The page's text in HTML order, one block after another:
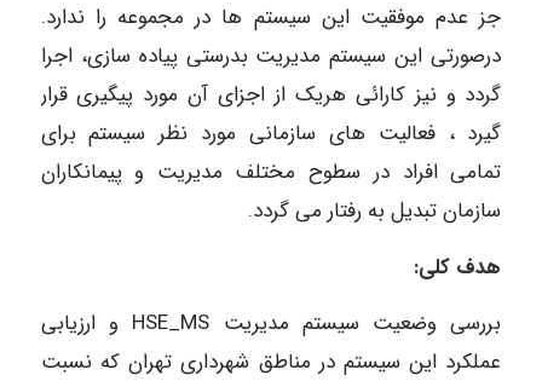
جز عدم موفقیت این سیستم ها در مجموعه را ندارد.
درصورتی این سیستم مدیریت بدرستی پیاده سازی، اجرا
گردد و نیز کارائی هریک از اجزای آن مورد پیگیری قرار
گیرد ، فعالیت های سازمانی مورد نظر سیستم برای
تمامی افراد در سطوح مختلف مدیریت و پیمانکاران
سازمان تبدیل به رفتار می گردد.
هدف کلی:
بررسی وضعیت سیستم مدیریت HSE_MS و ارزیابی
عملکرد این سیستم در مناطق شهرداری تهران که نسبت